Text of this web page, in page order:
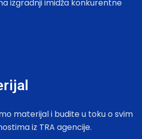
izgradnji imidža konkurentne
materijal i budite u toku o svim
iz TRA agencije.